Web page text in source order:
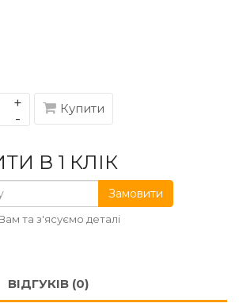
Купити
В 1 КЛІК
Замовити
та з'ясуємо деталі
ВІДГУКІВ (0)